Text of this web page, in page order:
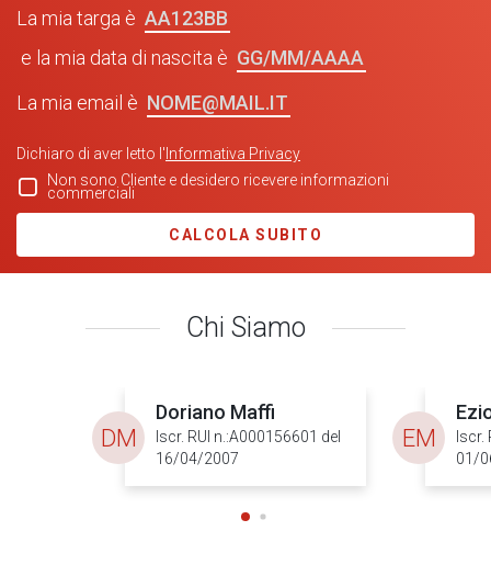
La mia targa è
AA123BB
e la mia data di nascita è
GG/MM/AAAA
La mia email è NOME@MAIL.IT
Dichiaro di aver letto l' Informativa Privacy
Non sono Cliente e desidero ricevere informazioni
commerciali
CALCOLA SUBITO
Chi Siamo
Doriano Maffi
Iscr. RUI n.:A000156601 del
16/04/2007
DM
Iscr.
01/
EM